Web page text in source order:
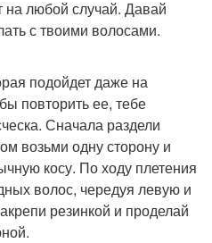
на любой случай. Давай
с твоими волосами.
подойдет даже на
повторить ее, тебе
Сначала раздели
возьми одну сторону и
косу. По ходу плетения
волос, чередуя левую и
резинкой и проделай